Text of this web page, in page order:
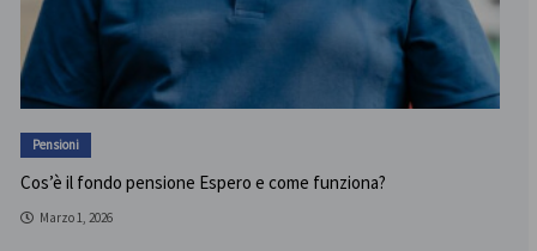
Pensioni
Cos’è il fondo pensione Espero e come funziona?
Marzo 1, 2026